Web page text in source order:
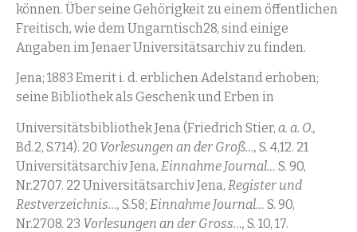
können. Über seine Gehörigkeit zu einem öffentlichen
Freitisch, wie dem Ungarntisch28, sind einige
Angaben im Jenaer Universitätsarchiv zu finden.
Jena; 1883 Emerit i. d. erblichen Adelstand erhoben;
seine Bibliothek als Geschenk und Erben in
Universitätsbibliothek Jena (Friedrich Stier, a. a. O.,
Bd.2, S.714). 20 Vorlesungen an der Groß…, S. 4,12. 21
Universitätsarchiv Jena, Einnahme Journal… S. 90,
Nr.2707. 22 Universitätsarchiv Jena, Register und
Restverzeichnis…, S.58; Einnahme Journal… S. 90,
Nr.2708. 23 Vorlesungen an der Gross…, S. 10, 17.